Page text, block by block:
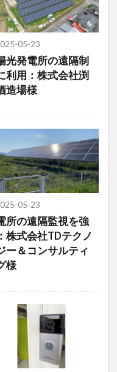
05-23
光発電所の遠隔制
利用：株式会社渕
造場様
05-23
所の遠隔監視を強
株式会社TDテクノ
ー＆コンサルティ
様
RTK
NA02
LPWA
IoT
BIM
au
テリー監視
センサー
リティ
ー
ス決済
カメラ
飲食店